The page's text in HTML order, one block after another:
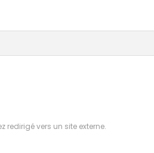
redirigé vers un site externe.